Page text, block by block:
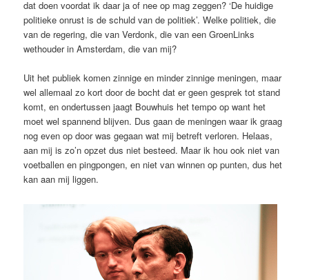
dat doen voordat ik daar ja of nee op mag zeggen? ‘De huidige
politieke onrust is de schuld van de politiek’. Welke politiek, die
van de regering, die van Verdonk, die van een GroenLinks
wethouder in Amsterdam, die van mij?
Uit het publiek komen zinnige en minder zinnige meningen, maar
wel allemaal zo kort door de bocht dat er geen gesprek tot stand
komt, en ondertussen jaagt Bouwhuis het tempo op want het
moet wel spannend blijven. Dus gaan de meningen waar ik graag
nog even op door was gegaan wat mij betreft verloren. Helaas,
aan mij is zo’n opzet dus niet besteed. Maar ik hou ook niet van
voetballen en pingpongen, en niet van winnen op punten, dus het
kan aan mij liggen.